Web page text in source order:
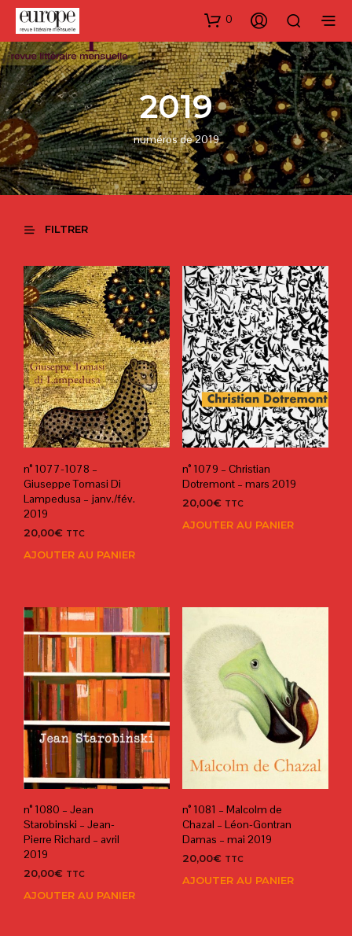
0
2019
numéros de 2019
FILTRER
n° 1077-1078 –
Giuseppe Tomasi Di
Lampedusa – janv./fév.
2019
20,00€ TTC
AJOUTER AU PANIER
n° 1079 – Christian
Dotremont – mars 2019
20,00€ TTC
AJOUTER AU PANIER
n° 1080 – Jean
Starobinski – Jean-
Pierre Richard – avril
2019
20,00€ TTC
AJOUTER AU PANIER
n° 1081 – Malcolm de
Chazal – Léon-Gontran
Damas – mai 2019
20,00€ TTC
AJOUTER AU PANIER